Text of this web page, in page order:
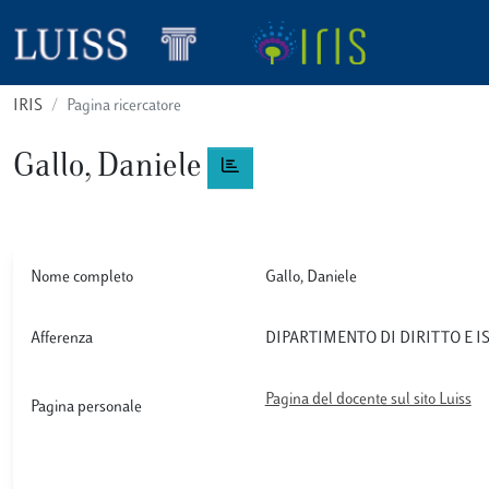
IRIS Pagina ricercatore
Gallo, Daniele
Nome completo Gallo, Daniele
Afferenza DIPARTIMENTO DI DIRITTO E
Pagina personale Pagina del docente sul sito Luiss